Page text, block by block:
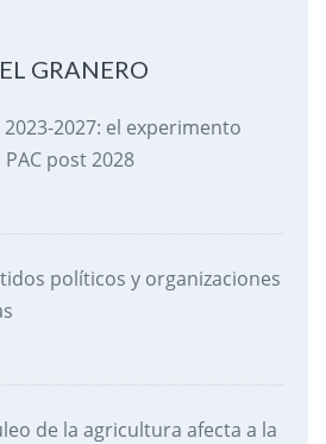
GRANERO
2023-2027: el experimento
post 2028
políticos y organizaciones
de la agricultura afecta a la